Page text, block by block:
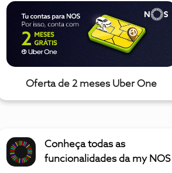
Oferta de 2 meses Uber One
Conheça todas as
funcionalidades da my NOS